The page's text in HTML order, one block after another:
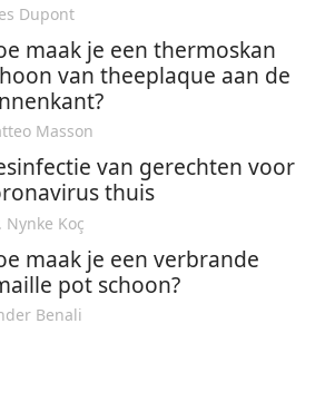
Dupont
maak je een thermoskan
van theeplaque aan de
Masson
van gerechten voor
thuis
Nynke Koç
maak je een verbrande
pot schoon?
Benali